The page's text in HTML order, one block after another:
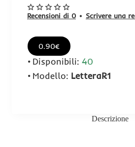
Recensioni di 0 • Scrivere una
0.90€
Disponibili: 40
Modello: LetteraR1
Descrizione